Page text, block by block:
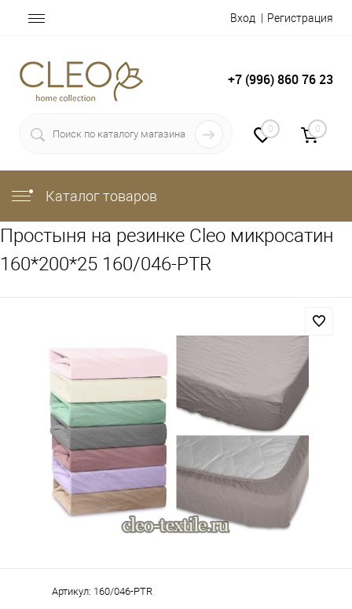
Вход Регистрация
+7 (996) 860 76 23
0 0
Каталог товаров
Простыня на резинке Cleo микросатин
160*200*25 160/046-PTR
Артикул: 160/046-PTR